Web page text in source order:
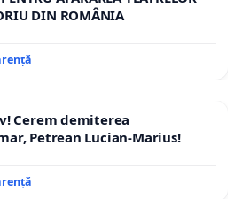
DIN ROMÂNIA
Cerem demiterea
Petrean Lucian-Marius!